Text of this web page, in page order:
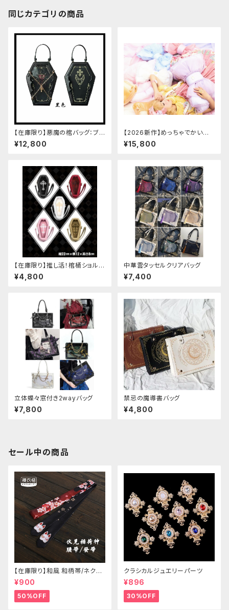
同じカテゴリの商品
【在庫限り】悪魔の棺バッグ：ブラ
ック
¥12,800
【2026新作】めっちゃでかいロ
リータリボンバッグ[メッシュボウ
ノットブックバッグ]
¥15,800
【在庫限り】推し活！棺桶ショルダ
ーバッグ
¥4,800
中華雲タッセルクリアバッグ
¥7,400
立体蝶々窓付き2wayバッグ
¥7,800
禁忌の魔導書バッグ
¥4,800
セール中の商品
【在庫限り】和風 和柄帯/ネクタ
イ/リボン（狐面/金魚
¥900
50%OFF
クラシカルジュエリーパーツ
¥896
30%OFF